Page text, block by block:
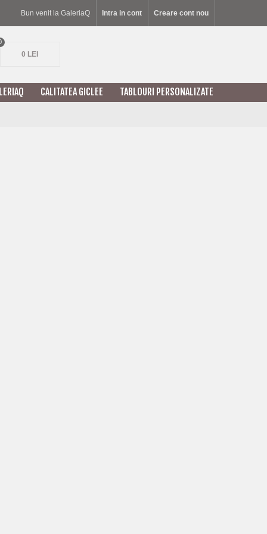
Bun venit la GaleriaQ Intra in cont Creare cont nou
0 LEI
CALITATEA GICLEE TABLOURI PERSONALIZATE